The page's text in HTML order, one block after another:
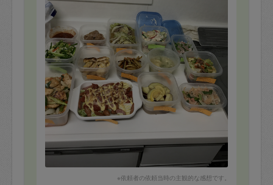
※依頼者の依頼当時の主観的な感想です。